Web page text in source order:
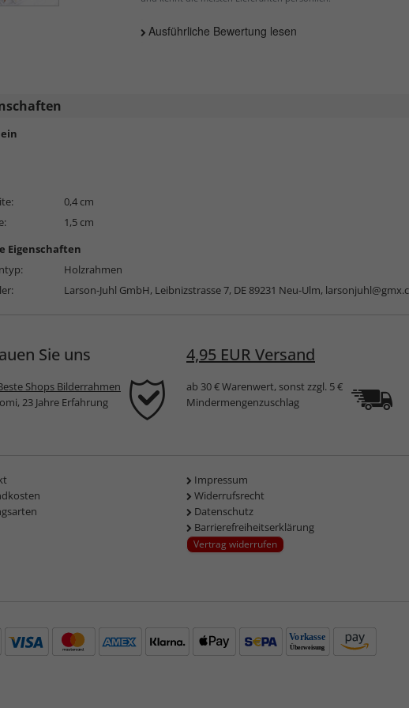
Ausführliche Bewertung lesen
0,4 cm
1,5 cm
Eigenschaften
Holzrahmen
Larson-Juhl GmbH, Leibnizstrasse 7, DE 89231 Neu-Ulm,
Sie uns
Shops Bilderrahmen
23 Jahre Erfahrung
4,95 EUR Versand
ab 30 € Warenwert, sonst zzgl. 5 €
Mindermengenzuschlag
Impressum
Widerrufsrecht
Datenschutz
Barrierefreiheitserklärung
Vertrag widerrufen